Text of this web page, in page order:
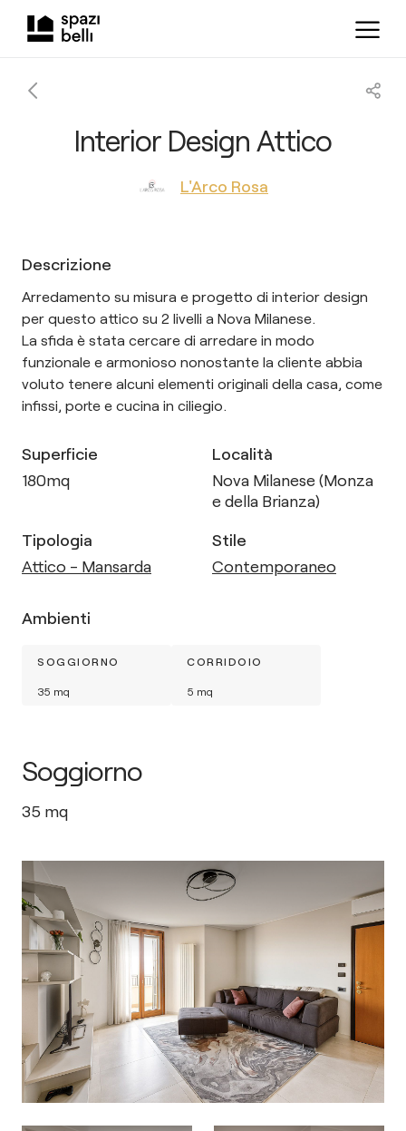
Interior Design Attico
L'Arco Rosa
Descrizione
Arredamento su misura e progetto di interior design
per questo attico su 2 livelli a Nova Milanese.
La sfida è stata cercare di arredare in modo
funzionale e armonioso nonostante la cliente abbia
voluto tenere alcuni elementi originali della casa, come
infissi, porte e cucina in ciliegio.
Superficie
180mq
Località
Nova Milanese (Monza
e della Brianza)
Tipologia
Attico - Mansarda
Stile
Contemporaneo
Ambienti
SOGGIORNO
35 mq
CORRIDOIO
5 mq
Soggiorno
35 mq